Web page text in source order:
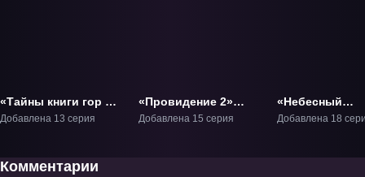
«Тайны книги гор и
морей» ТВ-1
Добавлена 13 серия
«Провидение 2»
ТВ-2
Добавлена 15 серия
«Небесный
каменщик» ТВ-
Добавлена 18
Комментарии